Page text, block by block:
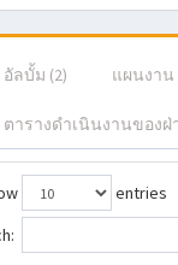
อัลบั้ม (2) แผนงาน
ตารางดำเนินงานของฝ่
entries